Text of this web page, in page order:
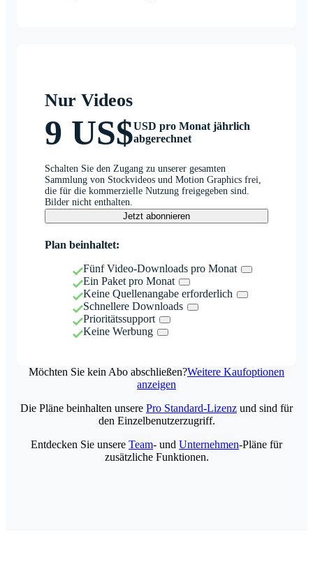
Nur Videos
9 US$USD pro Monat jährlich
abgerechnet
Schalten Sie den Zugang zu unserer gesamten
Sammlung von Stockvideos und Motion Graphics frei,
die für die kommerzielle Nutzung freigegeben sind.
Bilder nicht enthalten.
Jetzt abonnieren
Plan beinhaltet:
Fünf Video-Downloads pro Monat
Ein Paket pro Monat
Keine Quellenangabe erforderlich
Schnellere Downloads
Prioritätssupport
Keine Werbung
Möchten Sie kein Abo abschließen?Weitere Kaufoptionen
anzeigen
Die Pläne beinhalten unsere Pro Standard-Lizenz und sind für
den Einzelbenutzerzugriff.
Entdecken Sie unsere Team- und Unternehmen-Pläne für
zusätzliche Funktionen.